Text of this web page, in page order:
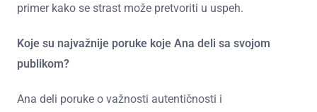
primer kako se strast može pretvoriti u uspeh.
Koje su najvažnije poruke koje Ana deli sa svojom
publikom?
Ana deli poruke o važnosti autentičnosti i